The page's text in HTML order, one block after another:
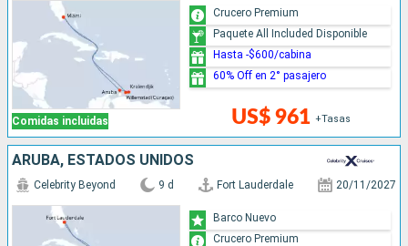
Comidas incluidas US$ 961 +Tasas
Crucero Premium
Paquete All Included Disponible
Hasta -$600/cabina
60% Off en 2° pasajero
ARUBA, ESTADOS UNIDOS
Celebrity Beyond 9 d Fort Lauderdale 20/11/2027
Barco Nuevo
Crucero Premium